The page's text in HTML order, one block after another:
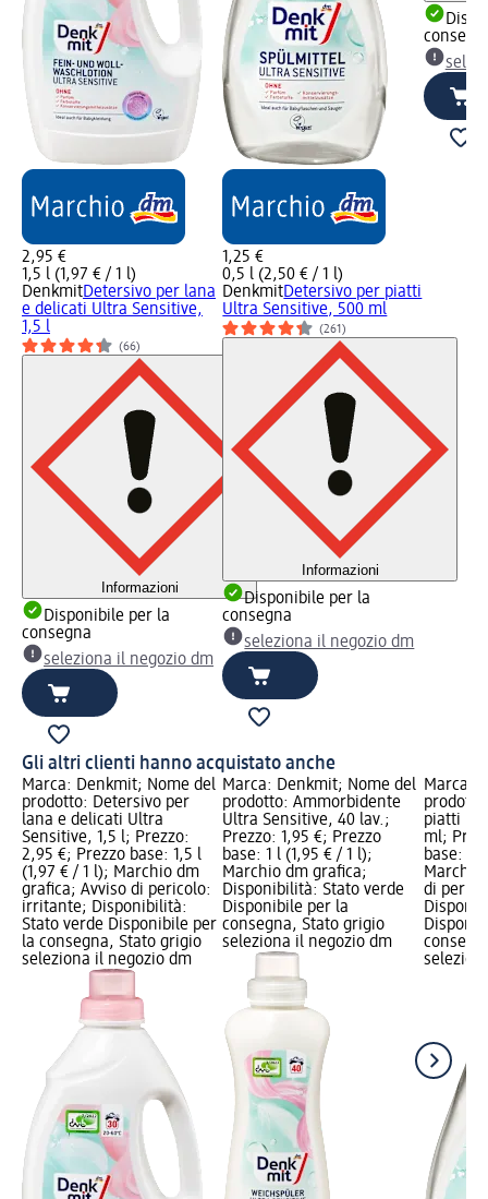
2,95 €
1,5 l (1,97 € / 1 l)
DenkmitDetersivo per lana
e delicati Ultra Sensitive,
1,5 l
(66)
Informazioni
Disponibile per la
consegna
seleziona il negozio dm
1,25 €
0,5 l (2,50 € / 1 l)
DenkmitDetersivo per piatti
Ultra Sensitive, 500 ml
(261)
Informazioni
Disponibile per la
consegna
seleziona il negozio dm
Gli altri clienti hanno acquistato anche
Marca: Denkmit; Nome del
prodotto: Detersivo per
lana e delicati Ultra
Sensitive, 1,5 l; Prezzo:
2,95 €; Prezzo base: 1,5 l
(1,97 € / 1 l); Marchio dm
grafica; Avviso di pericolo:
irritante; Disponibilità:
Stato verde Disponibile per
la consegna, Stato grigio
seleziona il negozio dm
Marca: Denkmit; Nome del
prodotto: Ammorbidente
Ultra Sensitive, 40 lav.;
Prezzo: 1,95 €; Prezzo
base: 1 l (1,95 € / 1 l);
Marchio dm grafica;
Disponibilità: Stato verde
Disponibile per la
consegna, Stato grigio
seleziona il negozio dm
Marca:
piatti
ml;
base:
Marchio
di